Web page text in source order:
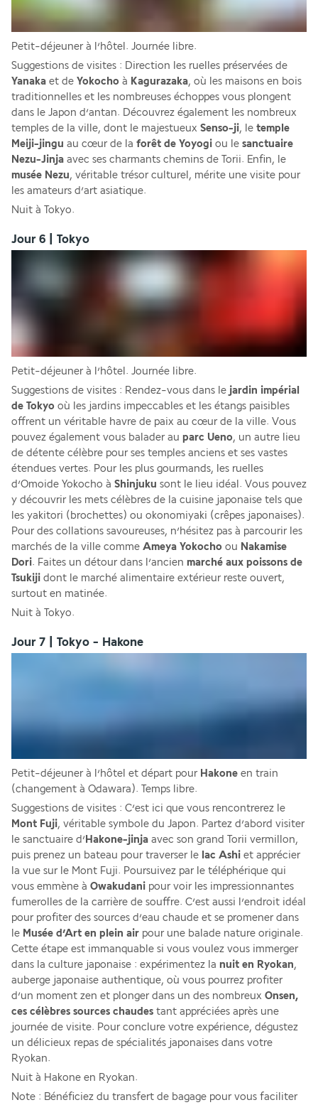
Petit-déjeuner à l’hôtel. Journée libre.
Yanaka et de Yokocho à Kagurazaka, où les maisons en bois
traditionnelles et les nombreuses échoppes vous plongent
dans le Japon d’antan. Découvrez également les nombreux
temples de la ville, dont le majestueux Senso-ji, le temple
Meiji-jingu au cœur de la forêt de Yoyogi ou le sanctuaire
Nezu-Jinja
musée Nezu, véritable trésor culturel, mérite une visite pour
les amateurs d’art asiatique.
Nuit à Tokyo.
Jour 6 | Tokyo
Petit-déjeuner à l’hôtel. Journée libre.
Suggestions de visites : Rendez-vous dans le jardin impérial
de Tokyo où les jardins impeccables et les étangs paisibles
offrent un véritable havre de paix au cœur de la ville. Vous
pouvez également vous balader au parc Ueno, un autre lieu
de détente célèbre pour ses temples anciens et ses vastes
étendues vertes. Pour les plus gourmands, les ruelles
d’Omoide Yokocho à Shinjuku sont le lieu idéal. Vous pouvez
y découvrir les mets célèbres de la cuisine japonaise tels que
les yakitori (brochettes) ou okonomiyaki (crêpes japonaises).
Pour des collations savoureuses, n’hésitez pas à parcourir les
marchés de la ville comme Ameya Yokocho ou Nakamise
Dori. Faites un détour dans l’ancien marché aux poissons de
Tsukiji dont le marché alimentaire extérieur reste ouvert,
surtout en matinée.
Nuit à Tokyo.
Jour 7 | Tokyo - Hakone
Petit-déjeuner à l’hôtel et départ pour Hakone en train
(changement à Odawara). Temps libre.
Mont Fuji, véritable symbole du Japon. Partez d’abord visiter
le sanctuaire d’Hakone-jinja avec son grand Torii vermillon,
puis prenez un bateau pour traverser le lac Ashi et apprécier
la vue sur le Mont Fuji. Poursuivez par le téléphérique qui
vous emmène à Owakudani pour voir les impressionnantes
fumerolles de la carrière de souffre. C’est aussi l’endroit idéal
pour profiter des sources d’eau chaude et se promener dans
le Musée d’Art en plein air pour une balade nature originale.
Cette étape est immanquable si vous voulez vous immerger
dans la culture japonaise : expérimentez la nuit en Ryokan,
auberge japonaise authentique, où vous pourrez profiter
d’un moment zen et plonger dans un des nombreux Onsen,
ces célèbres sources chaudes tant appréciées après une
journée de visite. Pour conclure votre expérience, dégustez
un délicieux repas de spécialités japonaises dans votre
Ryokan.
Nuit à Hakone en Ryokan.
Note : Bénéficiez du transfert de bagage pour vous faciliter